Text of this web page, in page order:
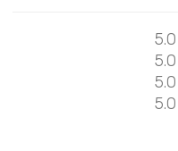
5.0
5.0
5.0
5.0